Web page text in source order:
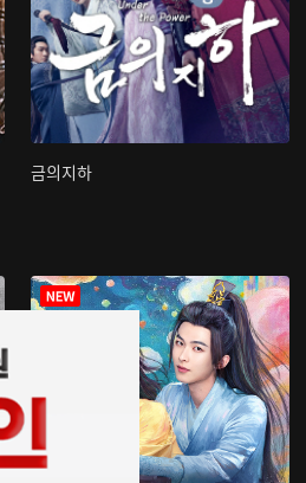
금의지하